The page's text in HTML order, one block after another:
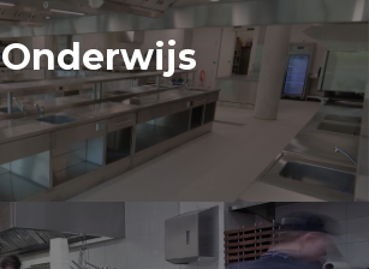
Onderwijs